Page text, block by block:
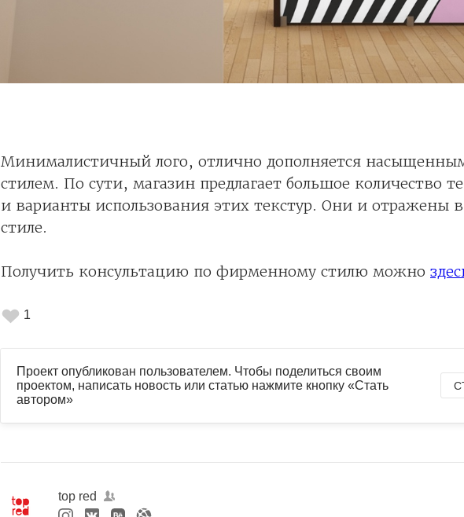
Минималистичный лого, отлично дополняется
стилем. По сути, магазин предлагает большое количество
и варианты использования этих текстур. Они и отражены
стиле.
Получить консультацию по фирменному стилю можно
1
Проект опубликован пользователем. Чтобы поделиться своим
проектом, написать новость или статью нажмите кнопку «Стать
автором»
top red